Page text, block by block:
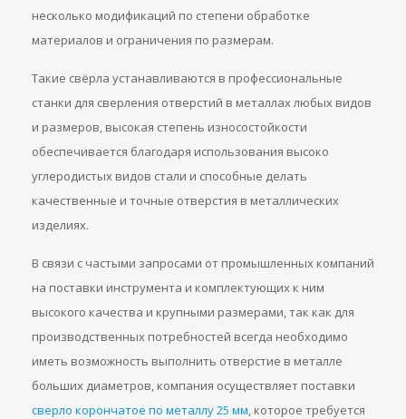
несколько модификаций по степени обработке
материалов и ограничения по размерам.
Такие свёрла устанавливаются в профессиональные
станки для сверления отверстий в металлах любых видов
и размеров, высокая степень износостойкости
обеспечивается благодаря использования высоко
углеродистых видов стали и способные делать
качественные и точные отверстия в металлических
изделиях.
В связи с частыми запросами от промышленных компаний
на поставки инструмента и комплектующих к ним
высокого качества и крупными размерами, так как для
производственных потребностей всегда необходимо
иметь возможность выполнить отверстие в металле
больших диаметров, компания осуществляет поставки
сверло корончатое по металлу 25 мм, которое требуется